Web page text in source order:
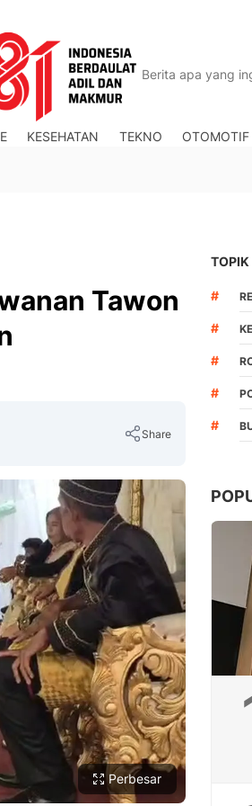
KESEHATAN TEKNO OTOMOTIF
Tawon
Share
Copy Link
Perbesar
TOPIK
#
#
#
#
#